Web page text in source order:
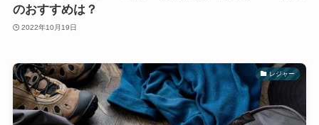
のおすすめは？
2022年10月19日
レジャー